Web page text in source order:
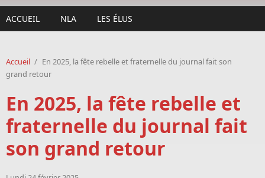
ACCUEIL NLA LES ÉLUS
Accueil / En 2025, la fête rebelle et fraternelle du journal fait son
grand retour
En 2025, la fête rebelle et
fraternelle du journal fait
son grand retour